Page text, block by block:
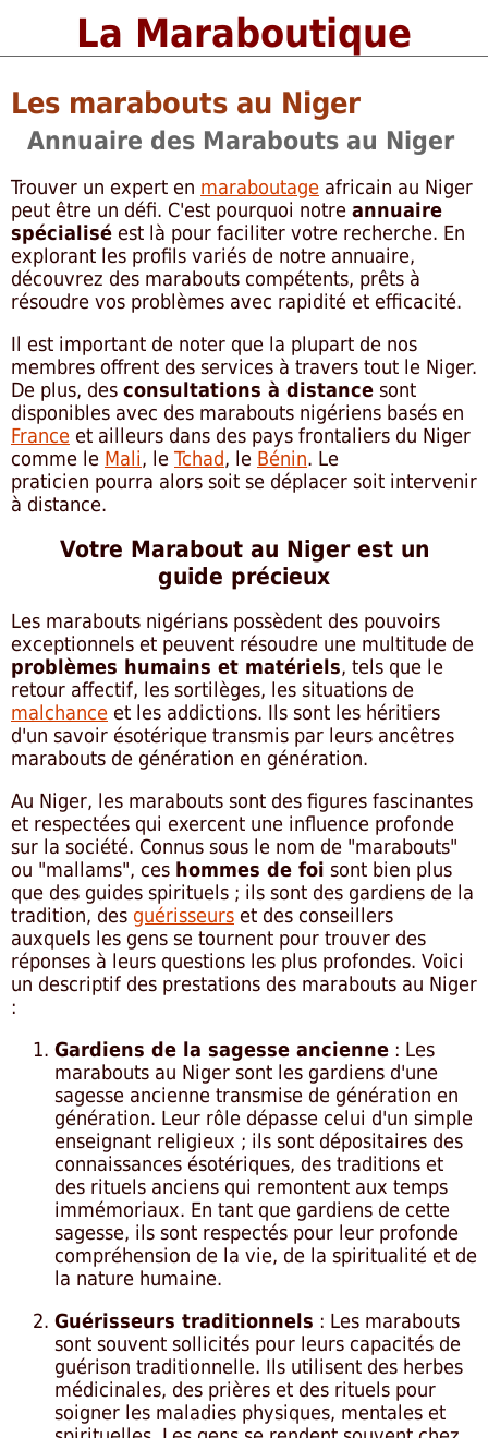
La Maraboutique
Les marabouts au Niger
Annuaire des Marabouts au Niger
Trouver un expert en maraboutage africain au Niger
peut être un défi. C'est pourquoi notre annuaire
spécialisé est là pour faciliter votre recherche. En
explorant les profils variés de notre annuaire,
découvrez des marabouts compétents, prêts à
résoudre vos problèmes avec rapidité et efficacité.
Il est important de noter que la plupart de nos
membres offrent des services à travers tout le Niger.
De plus, des consultations à distance sont
disponibles avec des marabouts nigériens basés en
France et ailleurs dans des pays frontaliers du Niger
comme le Mali, le Tchad, le Bénin. Le
praticien pourra alors soit se déplacer soit intervenir
à distance.
Votre Marabout au Niger est un
guide précieux
Les marabouts nigérians possèdent des pouvoirs
exceptionnels et peuvent résoudre une multitude de
problèmes humains et matériels, tels que le
retour affectif, les sortilèges, les situations de
malchance et les addictions. Ils sont les héritiers
d'un savoir ésotérique transmis par leurs ancêtres
marabouts de génération en génération.
Au Niger, les marabouts sont des figures fascinantes
et respectées qui exercent une influence profonde
sur la société. Connus sous le nom de "marabouts"
ou "mallams", ces hommes de foi sont bien plus
que des guides spirituels ; ils sont des gardiens de la
tradition, des guérisseurs et des conseillers
auxquels les gens se tournent pour trouver des
réponses à leurs questions les plus profondes. Voici
un descriptif des prestations des marabouts au Niger
:
Gardiens de la sagesse ancienne : Les
marabouts au Niger sont les gardiens d'une
sagesse ancienne transmise de génération en
génération. Leur rôle dépasse celui d'un simple
enseignant religieux ; ils sont dépositaires des
connaissances ésotériques, des traditions et
des rituels anciens qui remontent aux temps
immémoriaux. En tant que gardiens de cette
sagesse, ils sont respectés pour leur profonde
compréhension de la vie, de la spiritualité et de
la nature humaine.
Guérisseurs traditionnels : Les marabouts
sont souvent sollicités pour leurs capacités de
guérison traditionnelle. Ils utilisent des herbes
médicinales, des prières et des rituels pour
soigner les maladies physiques, mentales et